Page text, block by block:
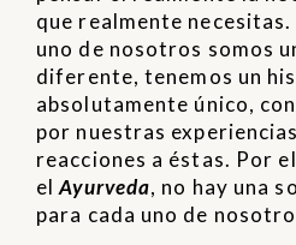
que realmente necesitas.
uno de nosotros somos
diferente, tenemos un
absolutamente único,
por nuestras
reacciones a éstas. Por
elAyurveda, no hay una
para cada uno de